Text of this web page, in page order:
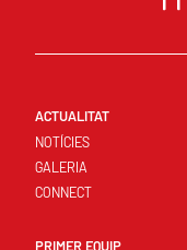
ACTUALITAT
NOTÍCIES
GALERIA
CONNECT
PRIMER EQUIP